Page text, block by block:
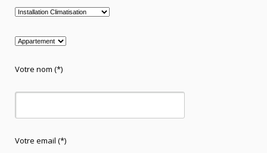
Votre nom (*)
Votre email (*)